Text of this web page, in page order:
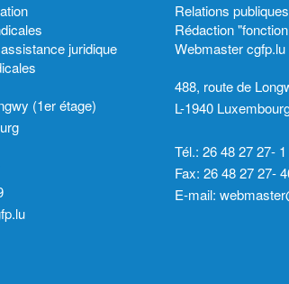
juridique
(1er étage)
Relations
Rédaction
Webmaster cgfp.lu
488, route de
L-1940
Tél.: 26 48 27 27- 1
Fax: 26 48 27 27-
E-mail: